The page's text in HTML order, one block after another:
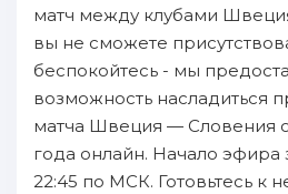
матч между клубами
вы не сможете
беспокойтесь - мы
возможность насладиться
матча Швеция — Словения
года онлайн. Начало эфира
22:45 по МСК. Готовьтесь к